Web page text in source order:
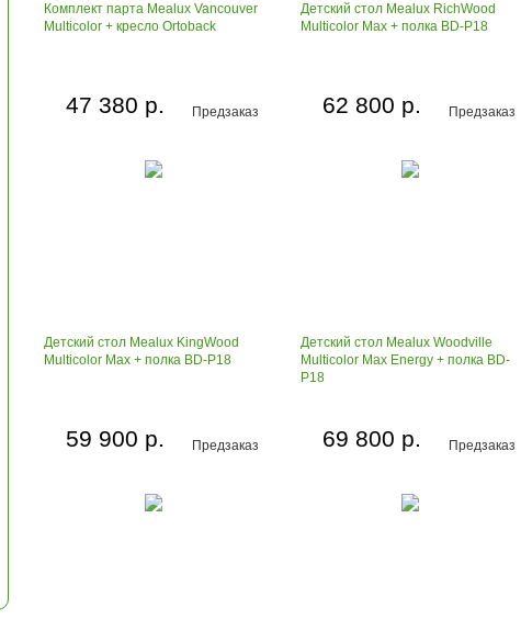
Комплект парта Mealux Vancouver
Multicolor + кресло Ortoback
Предзаказ
47 380 р.
Детский стол Mealux RichWood
Multicolor Max + полка BD-P18
Предзаказ
62 800 р.
Детский стол Mealux KingWood
Multicolor Max + полка BD-P18
Предзаказ
59 900 р.
Детский стол Mealux Woodville
Multicolor Max Energy + полка BD-
P18
Предзаказ
69 800 р.